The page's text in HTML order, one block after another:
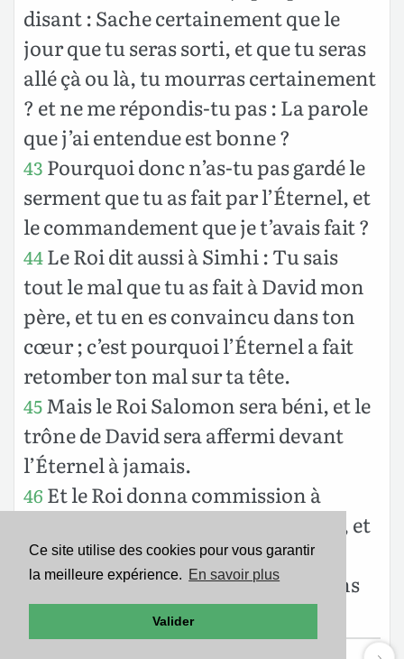
Ce site utilise des cookies pour vous garantir
la meilleure expérience. En savoir plus
Valider
disant : Sache certainement que le
jour que tu seras sorti, et que tu seras
allé çà ou là, tu mourras certainement
? et ne me répondis-tu pas : La parole
que j’ai entendue est bonne ?
43 Pourquoi donc n’as-tu pas gardé le
serment que tu as fait par l’Éternel, et
le commandement que je t’avais fait ?
44Le Roi dit aussi à Simhi : Tu sais
tout le mal que tu as fait à David mon
père, et tu en es convaincu dans ton
cœur ; c’est pourquoi l’Éternel a fait
retomber ton mal sur ta tête.
45Mais le Roi Salomon sera béni, et le
trône de David sera affermi devant
l’Éternel à jamais.
46 Et le Roi donna commission à
Bénaja fils de Jéhojadah, qui sortit, et
se jeta sur lui ; et il mourut. Et le
Royaume fut affermi entre les mains
de Salomon.